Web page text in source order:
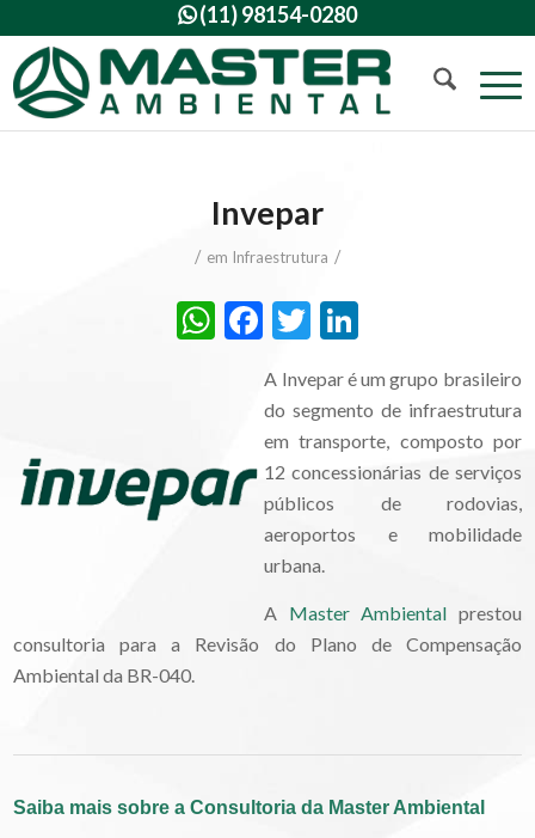
(11) 98154-0280
Invepar
/ em Infraestrutura /
WhatsApp
Facebook
Twitter
A Invepar é um grupo brasileiro
do segmento de infraestrutura
em transporte, composto por
12 concessionárias de serviços
públicos de rodovias,
aeroportos e mobilidade
urbana.
A Master Ambiental prestou
consultoria para a Revisão do Plano de Compensação
Ambiental da BR-040.
Saiba mais sobre a Consultoria da Master Ambiental